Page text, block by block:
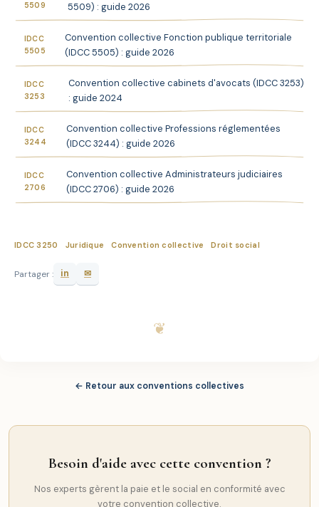
5509
5509) : guide 2026
IDCC
5505
Convention collective Fonction publique territoriale
(IDCC 5505) : guide 2026
IDCC
3253
Convention collective cabinets d'avocats (IDCC 3253)
: guide 2024
IDCC
3244
Convention collective Professions réglementées
(IDCC 3244) : guide 2026
IDCC
2706
Convention collective Administrateurs judiciaires
(IDCC 2706) : guide 2026
IDCC 3250 Juridique Convention collective Droit social
Partager : in ✉
← Retour aux conventions collectives
Besoin d'aide avec cette convention ?
Nos experts gèrent la paie et le social en conformité avec
votre convention collective.